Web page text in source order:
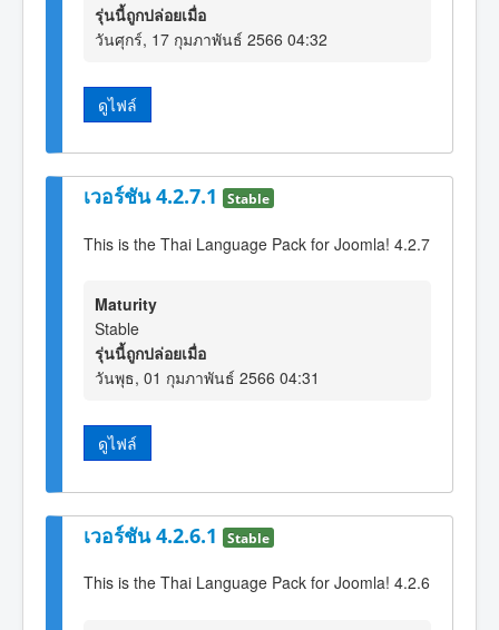
รุ่นนี้ถูกปล่อยเมื่อ
วันศุกร์, 17 กุมภาพันธ์ 2566 04:32
ดูไฟล์
เวอร์ชัน 4.2.7.1 Stable
This is the Thai Language Pack for Joomla! 4.2.7
Maturity
Stable
รุ่นนี้ถูกปล่อยเมื่อ
วันพุธ, 01 กุมภาพันธ์ 2566 04:31
ดูไฟล์
เวอร์ชัน 4.2.6.1 Stable
This is the Thai Language Pack for Joomla! 4.2.6